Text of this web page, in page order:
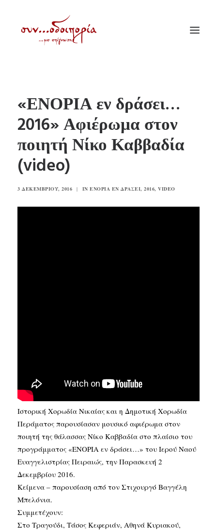
ΘΕΜΑΤΟΛΟΓΙΑ
ΑΝΑΚΟΙΝΩΣΕΙΣ
ΕΝΟΡΙΑ ΕΝ ΔΡΑΣΕΙ
ΕΥΑΓΓΕΛΙΣΤΡΙΑ ΠΕΙΡΑΙΏΣ
VIDEO
ΠΑΛΑΙΑ ΣΥΝΟΔΟΙΠΟΡΙΑ
ΕΠΙΚΟΙΝΩΝΙΑ
«ΕΝΟΡΙΑ εν δράσει…
2016» Αφιέρωμα στον
ποιητή Νίκο Καββαδία
(video)
3 ΔΕΚΕΜΒΡΊΟΥ, 2016 | IN ΕΝΟΡΊΑ ΕΝ ΔΡΆΣΕΙ, 2016, VIDEO
Ιστορική Χορωδία Νικαίας και η Δημοτική Χορωδία
Περάματος παρουσίασαν μουσικό αφιέρωμα στον
ποιητή της θάλασσας Νίκο Καββαδία στο πλαίσιο του
προγράμματος «ΕΝΟΡΙΑ εν δράσει…» του Ιερού Ναού
Ευαγγελιστρίας Πειραιώς, την Παρασκευή 2
Δεκεμβρίου 2016.
Κείμενα – παρουσίαση από τον Στιχουργό Βαγγέλη
Μπελόνια.
Συμμετέχουν:
Στο Τραγούδι, Τάσος Κεφεριάν, Αθηνά Κυριακού,